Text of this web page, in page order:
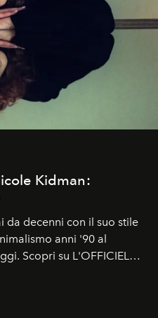
Kidman:
da decenni con il suo stile
anni '90 al
Scopri su L'OFFICIEL